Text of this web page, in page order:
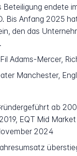
Beteiligung endete
Bis Anfang 2025
den das
Adams-Mercer,
Manchester,
ab
EQT Mid
2024